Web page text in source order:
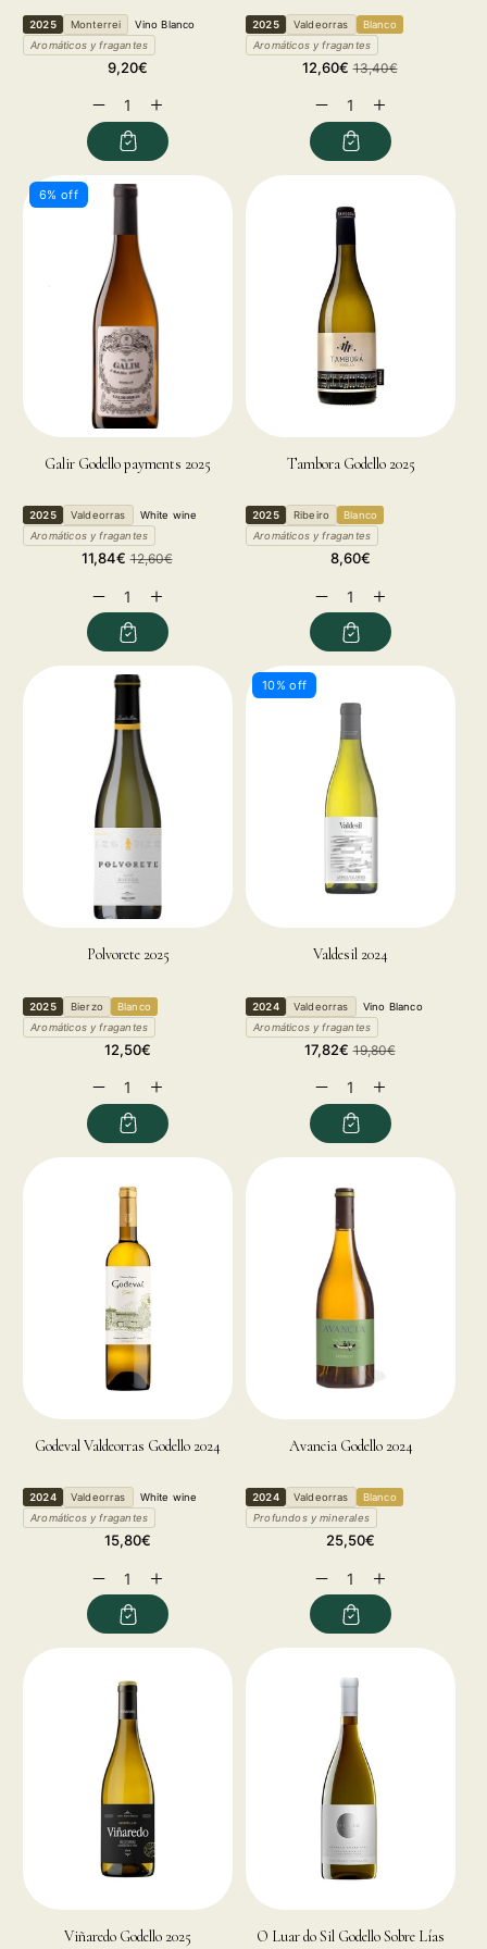
2025 Monterrei
Vino Blanco
Aromáticos y fragantes
Regular
9,20€
Decrease
quantity
Increase
quantity
for
2025 Valdeorras
Blanco
Aromáticos y fragantes
Sale
12,60€ Regular
13,40€
Decrease
quantity
Increase
quantity
for
6% off
Galir Godello payments 2025
2025 Valdeorras
White wine
Aromáticos y fragantes
Sale
11,84€ Regular
12,60€
Decrease
quantity
Increase
quantity
for
Tambora Godello 2025
2025 Ribeiro
Blanco
Aromáticos y fragantes
Regular
8,60€
Decrease
quantity
Increase
quantity
for
Polvorete 2025
2025 Bierzo
Blanco
Aromáticos y fragantes
Regular
12,50€
Decrease
quantity
Increase
quantity
for
10% off
Valdesil 2024
2024 Valdeorras
Vino Blanco
Aromáticos y fragantes
Sale
17,82€ Regular
19,80€
Decrease
quantity
Increase
quantity
for
Godeval Valdeorras Godello 2024
2024 Valdeorras
White wine
Aromáticos y fragantes
Regular
15,80€
Decrease
quantity
Increase
quantity
for
Avancia Godello 2024
2024 Valdeorras
Blanco
Profundos y minerales
Regular
25,50€
Decrease
quantity
Increase
quantity
for
Viñaredo Godello 2025
O Luar do Sil Godello Sobre Lías